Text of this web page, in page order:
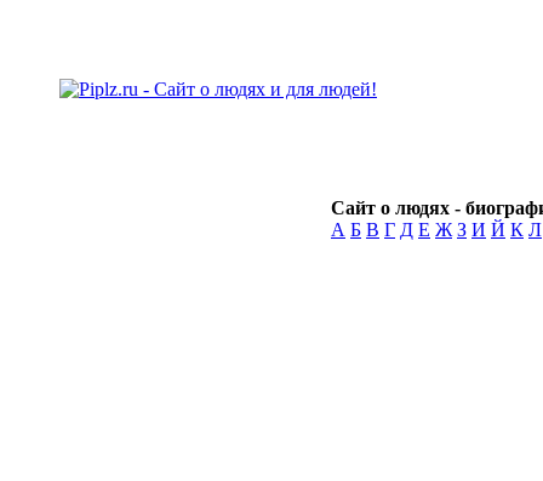
Сайт о людях -
А Б В Г Д Е Ж З И Й К Л